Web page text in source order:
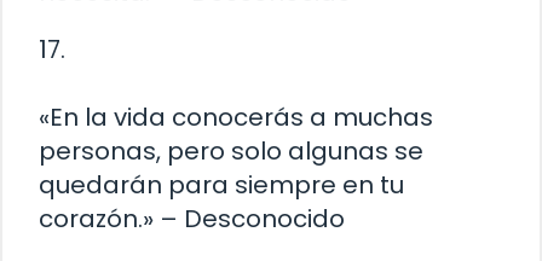
17.
«En la vida conocerás a muchas
personas, pero solo algunas se
quedarán para siempre en tu
corazón.» – Desconocido